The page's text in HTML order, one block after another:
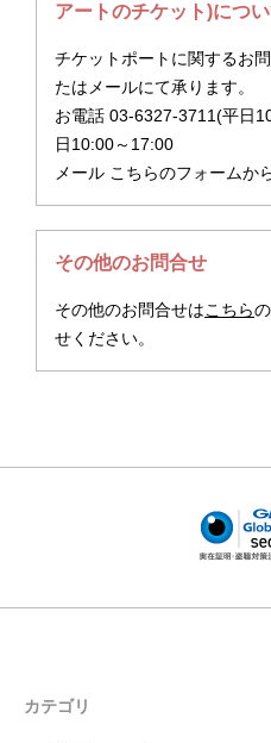
アートのチケット)につ
チケットポートに関するお
たはメールにて承ります。
お電話 03-6327-3711(平日
日10:00～17:00
メール こちらのフォームか
その他のお問合せ
その他のお問合せはこちら
せください。
カテゴリ